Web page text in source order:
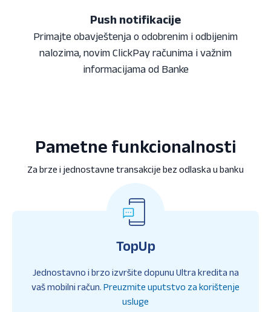
Push notifikacije
Primajte obavještenja o odobrenim i odbijenim
nalozima, novim ClickPay računima i važnim
informacijama od Banke
Pametne funkcionalnosti
Za brze i jednostavne transakcije bez odlaska u banku
TopUp
Jednostavno i brzo izvršite dopunu Ultra kredita na
vaš mobilni račun. Preuzmite uputstvo za korištenje
usluge